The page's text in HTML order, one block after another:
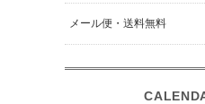
メール便・送料無料